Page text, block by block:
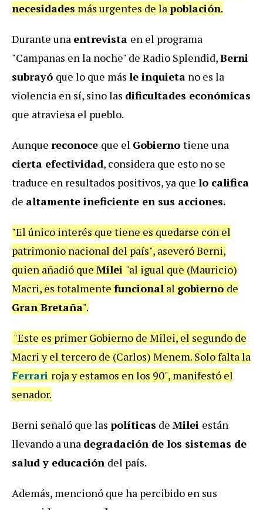
necesidades más urgentes de lapoblación.
Durante una entrevista en el programa
"Campanas en la noche" de Radio Splendid,Berni
subrayó que lo que más le inquieta no es la
violencia en sí, sino las dificultades económicas
que atraviesa el pueblo.
Aunque reconoce que el Gobierno tiene una
cierta efectividad, considera que esto no se
traduce en resultados positivos, ya que lo califica
de altamente ineficiente en sus acciones.
"El único interés que tiene es quedarse con el
patrimonio nacional del país", aseveró Berni,
quien añadió que Milei "al igual que (Mauricio)
Macri, es totalmente funcional al gobierno de
Gran Bretaña".
"Este es primer Gobierno de Milei, el segundo de
Macri y el tercero de (Carlos) Menem. Solo falta la
Ferrari roja y estamos en los 90", manifestó el
senador.
Berni señaló que las políticas de Milei están
llevando a una degradación de los sistemas de
salud y educación del país.
Además, mencionó que ha percibido en sus